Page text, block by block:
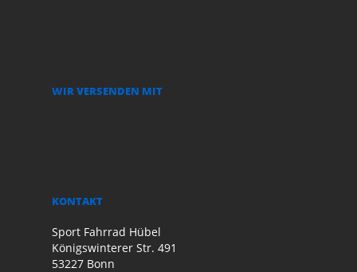
WIR VERSENDEN MIT
KONTAKT
Sport Fahrrad Hübel
Königswinterer Str. 491
53227 Bonn